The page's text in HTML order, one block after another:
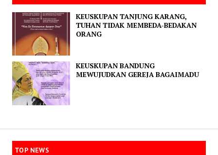
KEUSKUPAN TANJUNG KARANG,
TUHAN TIDAK MEMBEDA-BEDAKAN
ORANG
KEUSKUPAN BANDUNG
MEWUJUDKAN GEREJA BAGAIMADU
TOP NEWS